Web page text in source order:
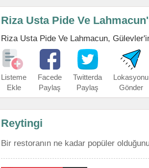
Riza Usta Pide Ve
Riza Usta Pide Ve Lahmacun,
Listeme
Ekle
Facede
Paylaş
Twitterda
Paylaş
Lokasyonu
Gönder
Reytingi
Bir restoranın ne kadar popüler